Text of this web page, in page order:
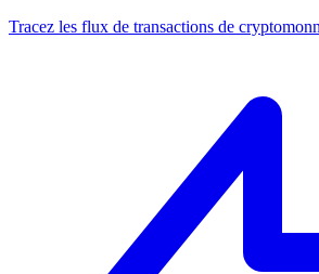
Tracez les flux de transactions de